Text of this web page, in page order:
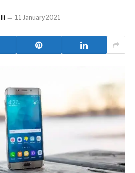
11 January 2021